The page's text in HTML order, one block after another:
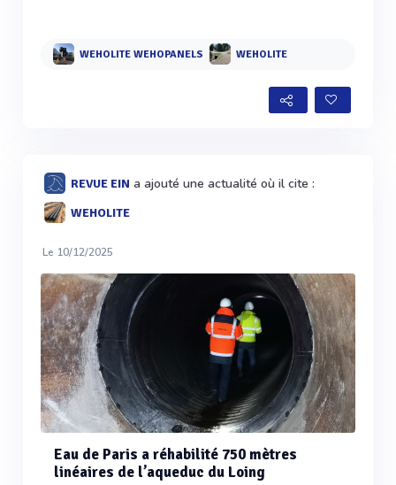
WEHOLITE WEHOPANELS WEHOLITE
REVUE EIN a ajouté une actualité où il cite :
WEHOLITE
Le 10/12/2025
Eau de Paris a réhabilité 750 mètres
linéaires de l’aqueduc du Loing